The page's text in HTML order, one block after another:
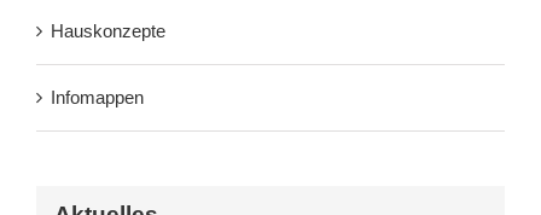
Hauskonzepte
Infomappen